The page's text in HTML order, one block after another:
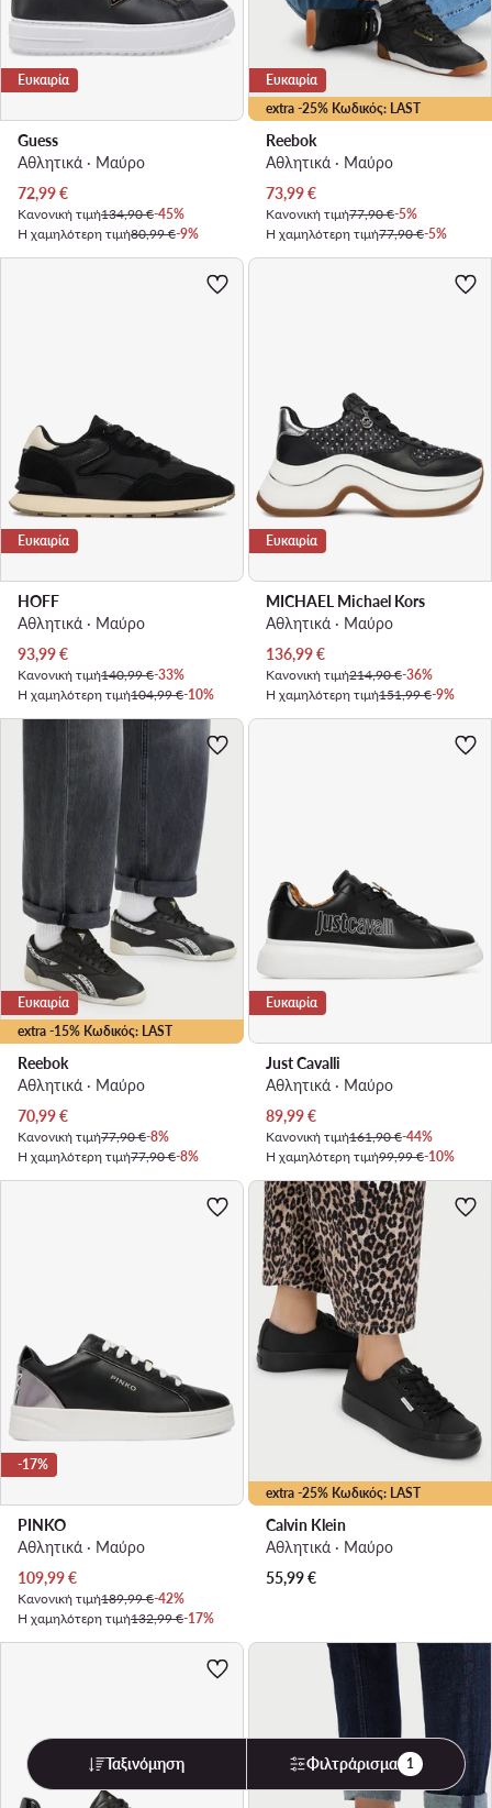
Ευκαιρία
Guess
Αθλητικά · Μαύρο
Τρέχουσα τιμή
72,99€
Κανονική τιμή134,90 €-45%
Η χαμηλότερη τιμή80,99 €-9%
extra -25% Κωδικός: LAST
Ευκαιρία
Reebok
Αθλητικά · Μαύρο
Τρέχουσα τιμή
73,99€
Κανονική τιμή77,90 €-5%
Η χαμηλότερη τιμή77,90 €-5%
Ευκαιρία
HOFF
Αθλητικά · Μαύρο
Τρέχουσα τιμή
93,99€
Κανονική τιμή140,99 €-33%
Η χαμηλότερη τιμή104,99 €-10%
Ευκαιρία
MICHAEL Michael Kors
Αθλητικά · Μαύρο
Τρέχουσα τιμή
136,99€
Κανονική τιμή214,90 €-36%
Η χαμηλότερη τιμή151,99 €-9%
extra -15% Κωδικός: LAST
Ευκαιρία
Reebok
Αθλητικά · Μαύρο
Τρέχουσα τιμή
70,99€
Κανονική τιμή77,90 €-8%
Η χαμηλότερη τιμή77,90 €-8%
Ευκαιρία
Just Cavalli
Αθλητικά · Μαύρο
Τρέχουσα τιμή
89,99€
Κανονική τιμή161,90 €-44%
Η χαμηλότερη τιμή99,99 €-10%
-17%
PINKO
Αθλητικά · Μαύρο
Τρέχουσα τιμή
109,99€
Κανονική τιμή189,99 €-42%
Η χαμηλότερη τιμή132,99 €-17%
extra -25% Κωδικός: LAST
Calvin Klein
Αθλητικά · Μαύρο
55,99€
Ταξινόμηση Φιλτράρισμα 1